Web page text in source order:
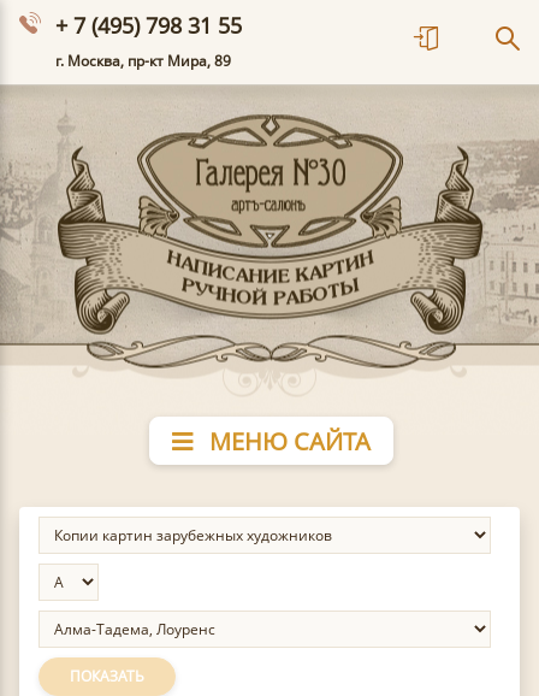
+ 7 (495) 798 31 55
г. Москва, пр-кт Мира, 89
МЕНЮ САЙТА
ПОКАЗАТЬ